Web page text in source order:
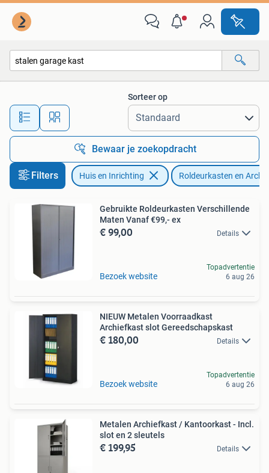
Alle afstanden…
Sorteer op
Bewaar je zoekopdracht
Filters Huis en Inrichting Roldeurkasten en
Gebruikte Roldeurkasten Verschillende
Maten Vanaf €99,- ex
€ 99,00 Details
Bezoek website
Topadvertentie
6 aug 26
NIEUW Metalen Voorraadkast
Archiefkast slot Gereedschapskast
€ 180,00 Details
Bezoek website
Topadvertentie
6 aug 26
Metalen Archiefkast / Kantoorkast - Incl.
slot en 2 sleutels
€ 199,95 Details